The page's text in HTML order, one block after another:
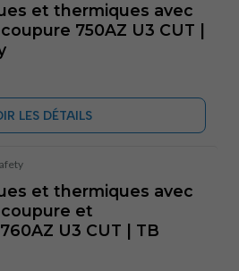
et thermiques avec
750AZ U3 CUT |
LES DÉTAILS
et thermiques avec
et
U3 CUT | TB